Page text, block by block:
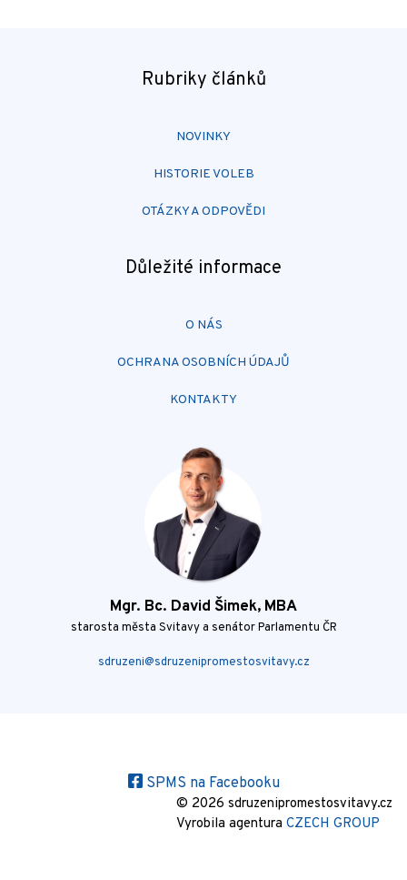
Rubriky článků
NOVINKY
HISTORIE VOLEB
OTÁZKY A ODPOVĚDI
Důležité informace
O NÁS
OCHRANA OSOBNÍCH ÚDAJŮ
KONTAKTY
Mgr. Bc. David Šimek, MBA
starosta města Svitavy a senátor Parlamentu ČR
sdruzeni@sdruzenipromestosvitavy.cz
SPMS na Facebooku
© 2026 sdruzenipromestosvitavy.cz
Vyrobila agentura CZECH GROUP